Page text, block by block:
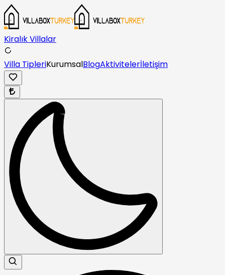
Kiralık Villalar
Villa TipleriKurumsalBlogAktivitelerİletişim